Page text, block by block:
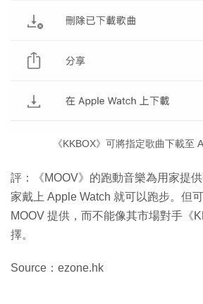
《KKBOX》可將指定歌曲下載至
評：《MOOV》的跑動音樂為用家提
家戴上 Apple Watch 就可以跑步。但
MOOV 提供，而不能像其市場對手《
擇。
Source：ezone.hk